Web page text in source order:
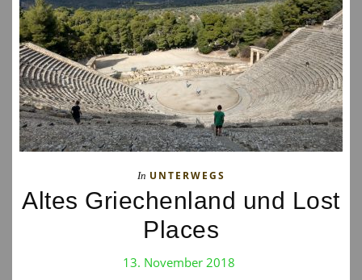
In UNTERWEGS
Altes Griechenland und Lost
Places
13. November 2018